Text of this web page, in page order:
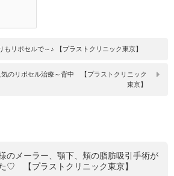
もリポセルで～♪ 【プラストクリニック東京】
のリポセル治療～背中 【プラストクリニック
東京】
のメーラー、顎下、頬の脂肪吸引手術が
♡ 【プラストクリニック東京】